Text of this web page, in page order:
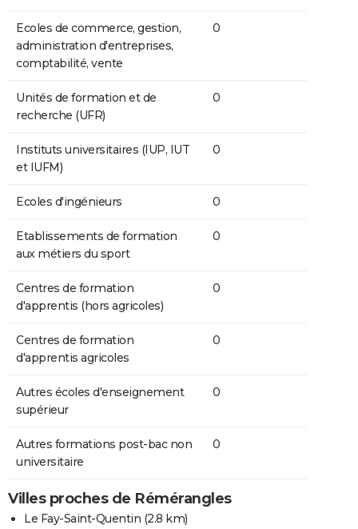
Ecoles de commerce, gestion,
administration d'entreprises,
comptabilité, vente
0
Unités de formation et de
recherche (UFR)
0
Instituts universitaires (IUP, IUT
et IUFM)
0
Ecoles d'ingénieurs 0
Etablissements de formation
aux métiers du sport
0
Centres de formation
d'apprentis (hors agricoles)
0
Centres de formation
d'apprentis agricoles
0
Autres écoles d'enseignement
supérieur
0
Autres formations post-bac non
universitaire
0
Villes proches de Rémérangles
Le Fay-Saint-Quentin (2.8 km)